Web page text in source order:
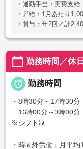
・通勤手当：実費支給
・昇給：1月あたり
・賞与：年2回／計
calendar_today 勤務時間／休日
 勤務時間
・8時30分～17時30分
・16時00分～9時00分
※シフト制
・時間外労働：月平均